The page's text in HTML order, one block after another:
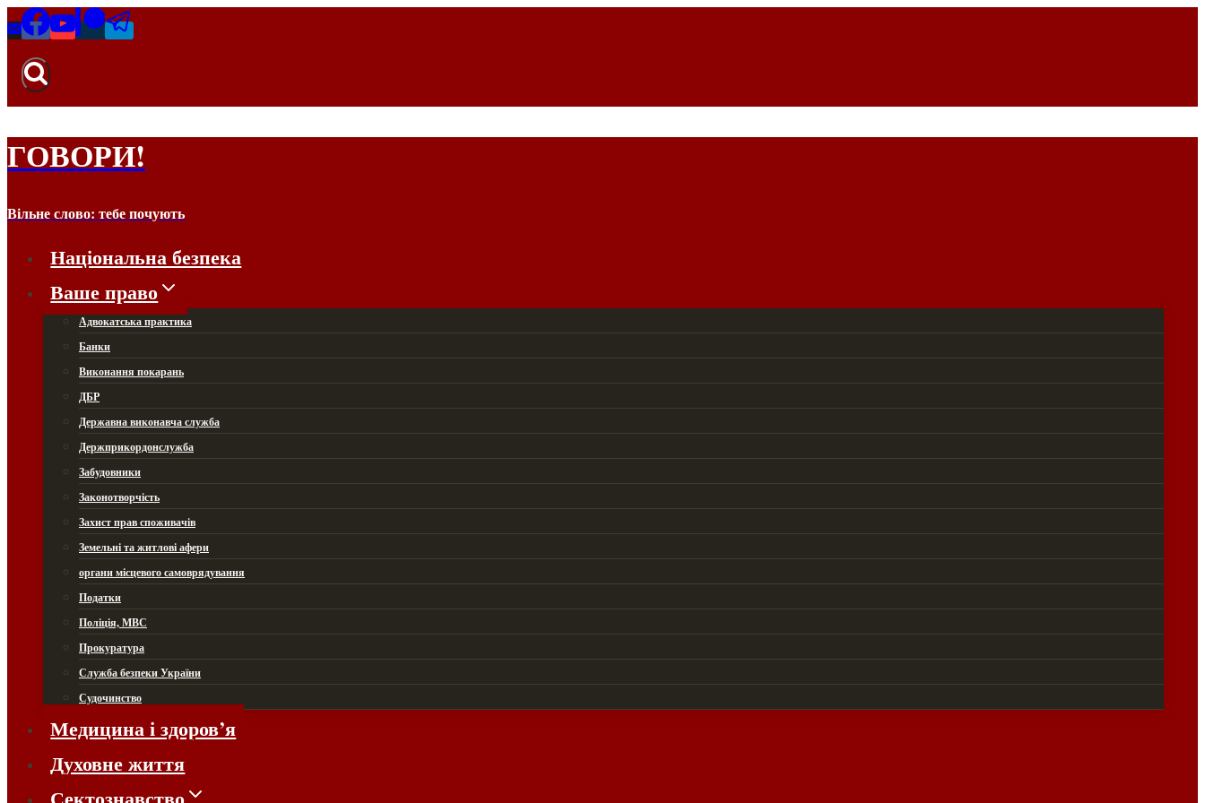
Перейти
до
вмісту
ГОВОРИ!
Вільне слово: тебе почують
Національна безпека
Ваше право
Адвокатська практика
Банки
Виконання покарань
ДБР
Державна виконавча служба
Держприкордонслужба
Забудовники
Законотворчість
Захист прав споживачів
Земельні та житлові афери
органи місцевого самоврядування
Податки
Поліція, МВС
Прокуратура
Служба безпеки України
Судочинство
Медицина і здоров’я
Духовне життя